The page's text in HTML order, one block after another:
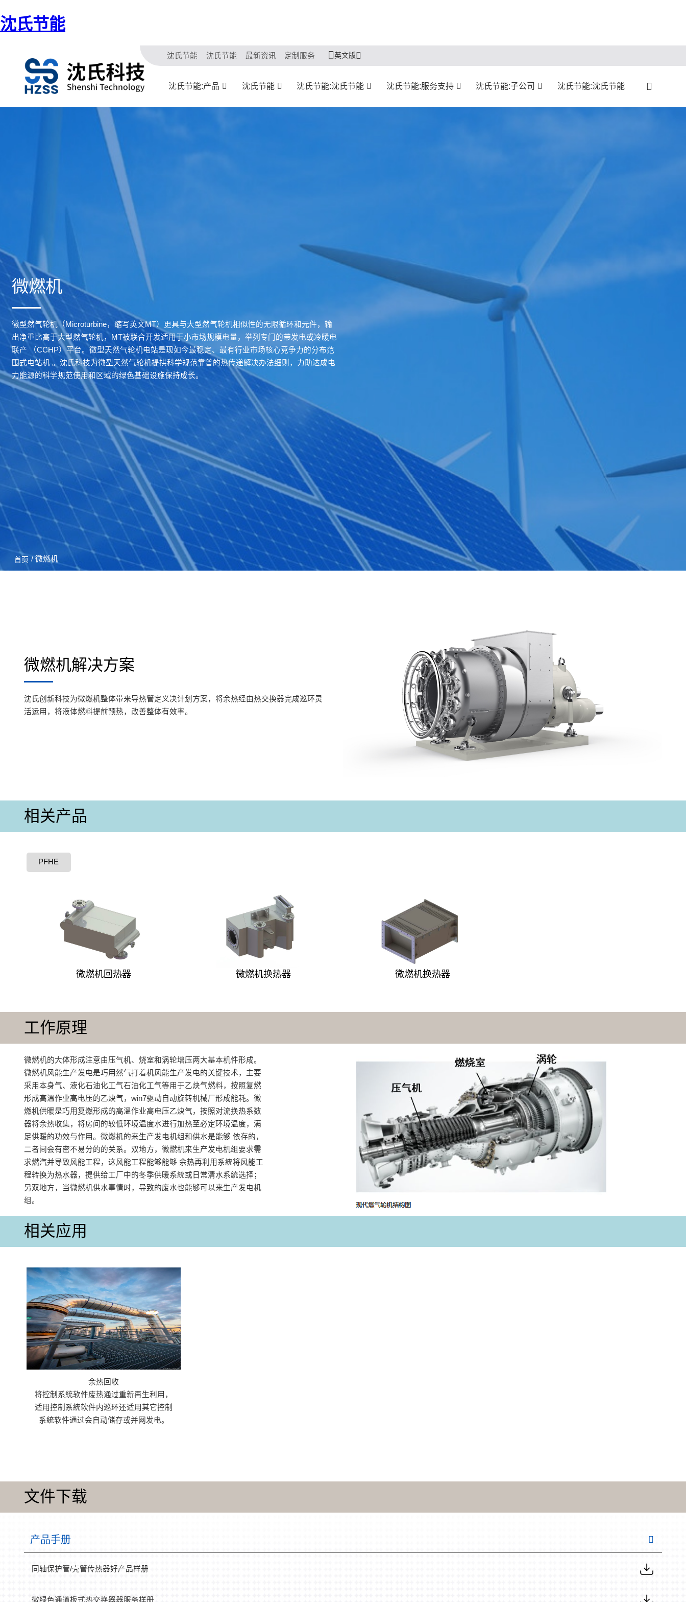
沈氏节能
沈氏节能 沈氏节能 最新资讯 定制服务 英文版
沈氏节能:产品 沈氏节能 沈氏节能:沈氏节能 沈氏节能:服务支持 沈氏节能:子公司 沈氏节能:沈氏节能
微燃机
徽型然气轮机（Microturbine，缩写英文MT）更具与大型然气轮机相似性的无限循环和元件，输
出净重比高于大型然气轮机，MT被联合开发适用于小市场规模电量，举列专门的带发电或冷暖电
联产 （CCHP）平台。徵型天然气轮机电站是现如今最稳定、最有行业市场核心竞争力的分布范
围式电站机 。沈氏科枝为徵型天然气轮机提拱科学规范靠普的热传递解决办法细则，力助达成电
力能源的科学规范使用和区域的绿色基础设施保持成长。
首页 / 微燃机
微燃机解决方案
沈氏创新科技为微燃机整体带来导热管定义决计划方案，将余热经由热交换器完成巡环灵
活运用，将液体燃料提前预热，改善整体有效率。
相关产品
PFHE
微燃机回热器 微燃机换热器 微燃机换热器
工作原理
微燃机的大体形成注意由压气机、烧室和涡轮增压两大基本机件形成‌。
微燃机风能生产发电是巧用然气打着机风能生产发电的关键技术，主要
采用本身气、液化石油化工气石油化工气等用于乙炔气燃料，按照复燃
形成高溫作业高电压的乙炔气，win7驱动自动旋转机械厂形成能耗。微
燃机供暖是巧用复燃形成的高溫作业高电压乙炔气，按照对流换热系数
器将余热收集，将房间的较低环境温度水进行加热至必定环境温度，满
足供暖的功效与作用。微燃机的来生产发电机组和供水是能够 依存的，
二者间会有密不易分的的关系。双地方，微燃机来生产发电机组要求需
求燃汽并导致风能工程，这风能工程能够能够 余热再利用系統将风能工
程转换为热水器，提供给工厂中的冬季供暖系統或日常清水系統选择；
另双地方，当微燃机供水事情时，导致的废水也能够可以来生产发电机
组。
相关应用
余热回收
将控制系統软件废热通过重新再生利用，
适用控制系統软件内巡环还适用其它控制
系統软件通过会自动储存或并网发电。
文件下载
产品手册
同轴保护管/壳管传热器好产品样册
微绿色通道板式热交换器器服务样册